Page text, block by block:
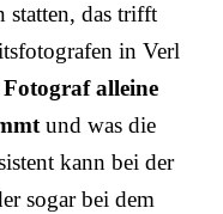
statten, das trifft
in Verl
alleine
und was die
kann bei der
sogar bei dem